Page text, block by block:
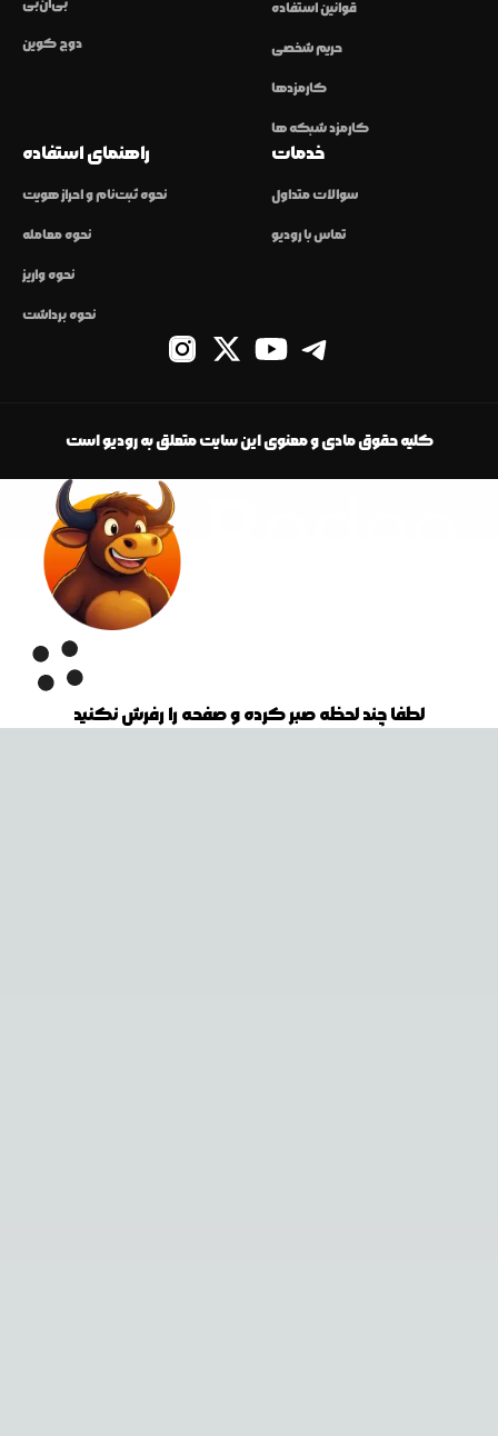
دوج کوین
قوانین استفاده
حریم شخصی
کارمزدها
کارمزد شبکه ها
راهنمای استفاده
نحوه ثبت‌نام و احراز هویت
نحوه معامله
نحوه واریز
نحوه برداشت
خدمات
سوالات متداول
تماس با رودیو
کلیه حقوق مادی و معنوی این سایت متعلق به رودیو است
لطفا چند لحظه صبر کرده و صفحه را رفرش نکنید